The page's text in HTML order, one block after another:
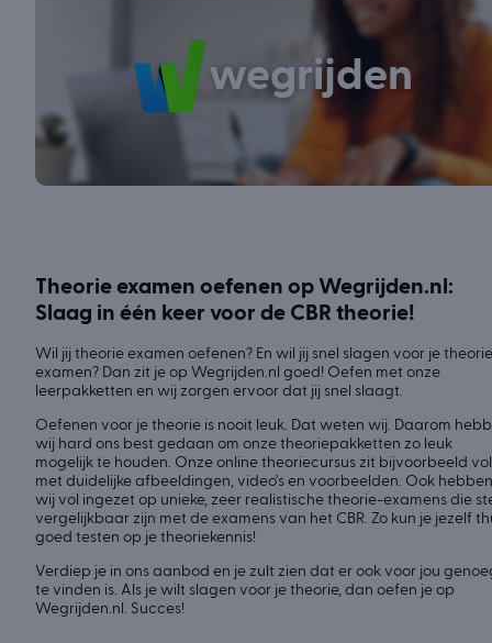
wegrijden
Theorie examen oefenen op Wegrijden.nl:
Slaag in één keer voor de CBR theorie!
Wil jij theorie examen oefenen? En wil jij snel slagen voor je
examen? Dan zit je op Wegrijden.nl goed! Oefen met onze
leerpakketten en wij zorgen ervoor dat jij snel slaagt.
Oefenen voor je theorie is nooit leuk. Dat weten wij. Daarom
wij hard ons best gedaan om onze theoriepakketten zo leuk
mogelijk te houden. Onze online theoriecursus zit bijvoorbeeld vol
met duidelijke afbeeldingen, video’s en voorbeelden. Ook hebben
wij vol ingezet op unieke, zeer realistische theorie-examens die
vergelijkbaar zijn met de examens van het CBR. Zo kun je jezelf
goed testen op je theoriekennis!
Verdiep je in ons aanbod en je zult zien dat er ook voor jou
te vinden is. Als je wilt slagen voor je theorie, dan oefen je op
Wegrijden.nl. Succes!